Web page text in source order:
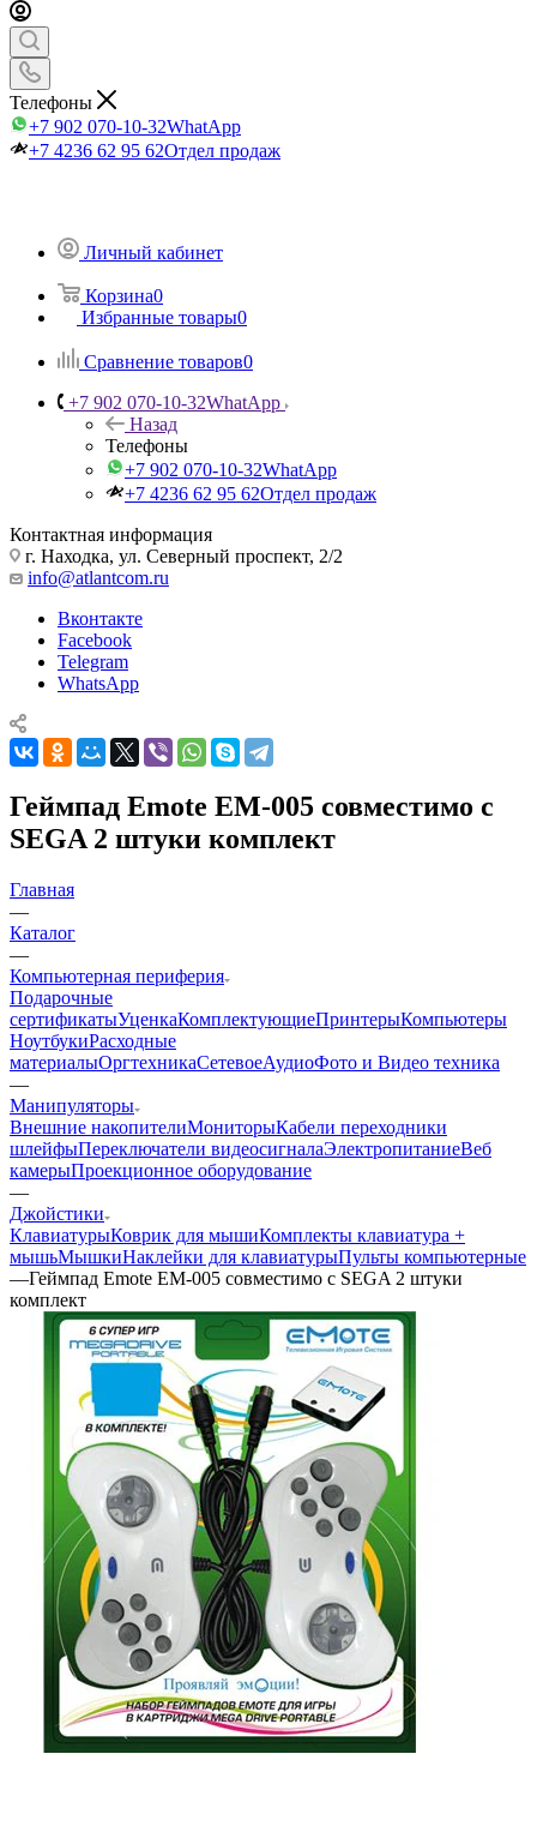
Телефоны
+7 902 070-10-32WhatApp
+7 4236 62 95 62Отдел продаж
Личный кабинет
Корзина0
Избранные товары0
Сравнение товаров0
+7 902 070-10-32WhatApp
Назад
Телефоны
+7 902 070-10-32WhatApp
+7 4236 62 95 62Отдел продаж
Контактная информация
г. Находка, ул. Северный проспект, 2/2
info@atlantcom.ru
Вконтакте
Facebook
Telegram
WhatsApp
Геймпад Emote EM-005 совместимо с
SEGA 2 штуки комплект
Главная
—
Каталог
—
Компьютерная периферия
Подарочные
сертификатыУценкаКомплектующиеПринтерыКомпьютеры
НоутбукиРасходные
материалыОргтехникаСетевоеАудиоФото и Видео техника
—
Манипуляторы
Внешние накопителиМониторыКабели переходники
шлейфыПереключатели видеосигналаЭлектропитаниеВеб
камерыПроекционное оборудование
—
Джойстики
КлавиатурыКоврик для мышиКомплекты клавиатура +
мышьМышкиНаклейки для клавиатурыПульты компьютерные
—Геймпад Emote EM-005 совместимо с SEGA 2 штуки
комплект